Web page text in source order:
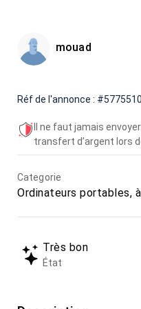
mouad
Réf de l'annonce :
Il ne faut jamais
transfert d’argent lors
Categorie
Ordinateurs portables,
Très bon
État